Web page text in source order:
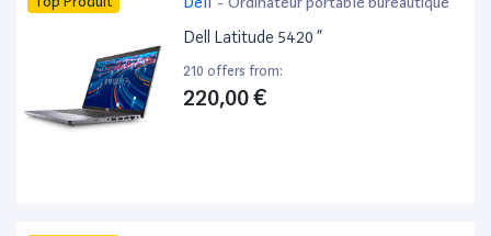
Dell Latitude 5420 ”
210 offers from:
220,00 €